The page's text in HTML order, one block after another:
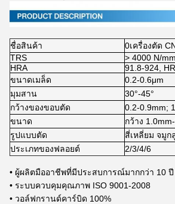
ชื่อสินค้า
0เครื่องตัด
TRS
> 4000 N/
HRA
91.8-924,
ขนาดเมล็ด
0.2-0.6μm
มุมสาน
30°-45°
กว้างของขอบตัด
0.2-0.9mm;
ขนาด
กว้าง
รูปแบบตัด
สี่เหลี่ยม จมู
ประเภทของฟลอยต์
2/3/4/6
• ผู้ผลิตมืออาชีพที่มีประสบการณ์มากกว่า 10 ปี
• ระบบควบคุมคุณภาพ ISO 9001-2008
• วอล์ฟกรานด์คาร์บิด 100%